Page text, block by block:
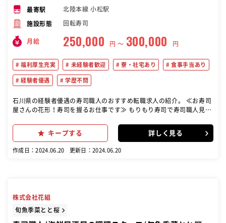
最寄駅 北陸本線 小松駅
施設形態 回転寿司
月給 250,000 円 〜 300,000 円
福利厚生充実 未経験者歓迎 寮・社宅あり 食事手当あり
経験者優遇 学歴不問
石川県の経験者優遇の寿司職人のおすすめ転職求人の紹介。 ≪お寿司
屋さんの花形！寿司を握るお仕事です≫ もりもり寿司で寿司職人見習
ます！入社から1年後には一人前の寿司職人を目指せます！ 【具体的
には…】 ・寿司を握る ・調理（魚をさばく） ・仕入れや仕込み ・在
庫管理 ・店内清掃 ・メニュー開発 など 【入社後の研修内容】 （最初
す。 軍艦や巻物の調理、ネタ、薬味の盛付けなどをご指導します。
（半年～） 実際に回転レーンの中に入って、お客様の前で握りを練習
キープする 詳しく見る
作成日：2024.06.20 更新日：2024.06.20
株式会社花組
旬魚季菜とと桜